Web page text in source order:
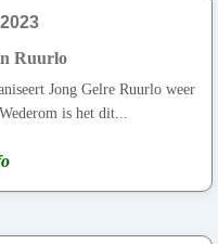
Ruurlo
Jong Gelre Ruurlo weer
is het dit...